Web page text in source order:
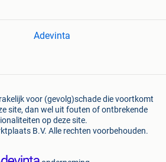
Adevinta
voor (gevolg)schade die voortkomt
site, dan wel uit fouten of ontbrekende
op deze site.
B.V. Alle rechten voorbehouden.